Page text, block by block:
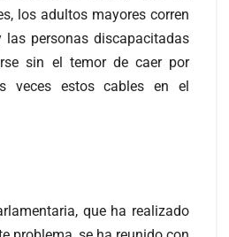
los adultos mayores corren
personas discapacitadas
sin el temor de caer por
veces estos cables en el
que ha realizado